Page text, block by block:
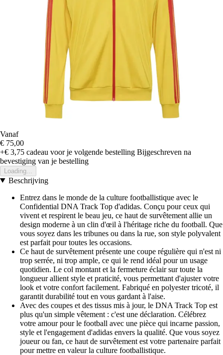
Vanaf
€ 75,00
+€ 3,75 cadeau voor je volgende bestelling Bijgeschreven na
bevestiging van je bestelling
Loading...
Beschrijving
Entrez dans le monde de la culture footballistique avec le
Confidential DNA Track Top d'adidas. Conçu pour ceux qui
vivent et respirent le beau jeu, ce haut de survêtement allie un
design moderne à un clin d'œil à l'héritage riche du football. Que
vous soyez dans les tribunes ou dans la rue, son style polyvalent
est parfait pour toutes les occasions.
Ce haut de survêtement présente une coupe régulière qui n'est ni
trop serrée, ni trop ample, ce qui le rend idéal pour un usage
quotidien. Le col montant et la fermeture éclair sur toute la
longueur allient style et praticité, vous permettant d'ajuster votre
look et votre confort facilement. Fabriqué en polyester tricoté, il
garantit durabilité tout en vous gardant à l'aise.
Avec des coupes et des tissus mis à jour, le DNA Track Top est
plus qu'un simple vêtement : c'est une déclaration. Célébrez
votre amour pour le football avec une pièce qui incarne passion,
style et l'engagement d'adidas envers la qualité. Que vous soyez
joueur ou fan, ce haut de survêtement est votre partenaire parfait
pour mettre en valeur la culture footballistique.